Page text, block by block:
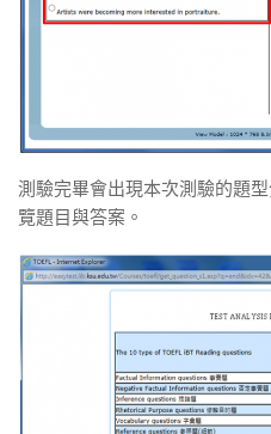
測驗完畢會出現本次測驗的題
覽題目與答案。